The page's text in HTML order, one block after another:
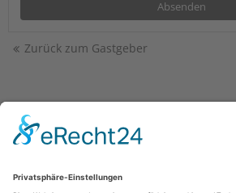
Zurück zum Gastgeber
Kontakt|Impressum|Datenschutz
powered by Holidu Smart Destination
Impressum|Kontakt|